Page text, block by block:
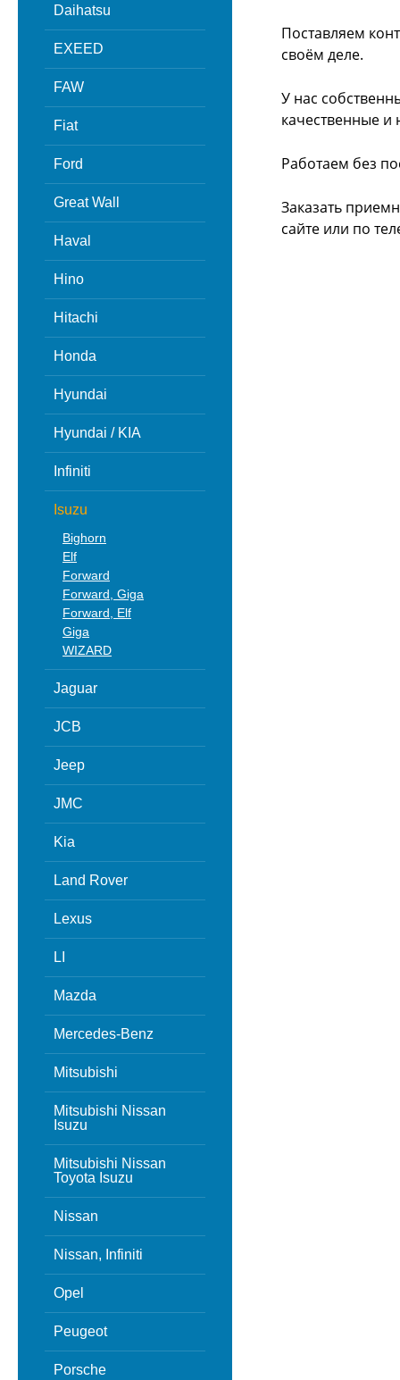
Daihatsu
EXEED
FAW
Fiat
Ford
Great Wall
Haval
Hino
Hitachi
Honda
Hyundai
Hyundai / KIA
Infiniti
Isuzu
Bighorn
Elf
Forward
Forward, Giga
Forward, Elf
Giga
WIZARD
Jaguar
JCB
Jeep
JMC
Kia
Land Rover
Lexus
LI
Mazda
Mercedes-Benz
Mitsubishi
Mitsubishi Nissan
Isuzu
Mitsubishi Nissan
Toyota Isuzu
Nissan
Nissan, Infiniti
Opel
Peugeot
Porsche
Поставляем
своём деле.
У нас
качественные и
Работаем без
Заказать
сайте или по